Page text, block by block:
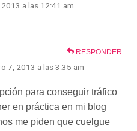
2013 a las 12:41 am
RESPONDER
7, 2013 a las 3:35 am
para conseguir tráfico
en práctica en mi blog
me piden que cuelgue